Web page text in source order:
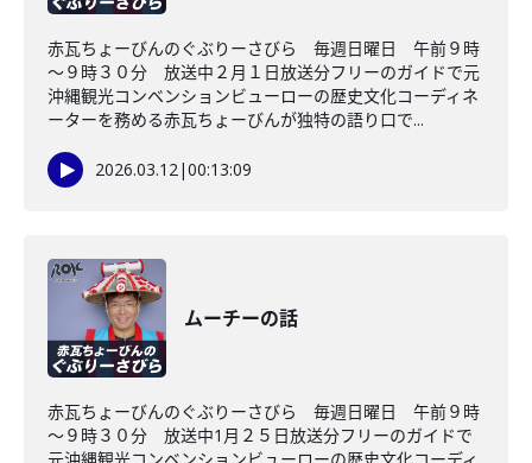
赤瓦ちょーびんのぐぶりーさびら 毎週日曜日 午前９時
～９時３０分 放送中２月１日放送分フリーのガイドで元
沖縄観光コンベンションビューローの歴史文化コーディネ
ーターを務める赤瓦ちょーびんが独特の語り口で...
2026.03.12|00:13:09
ムーチーの話
赤瓦ちょーびんのぐぶりーさびら 毎週日曜日 午前９時
～９時３０分 放送中1月２５日放送分フリーのガイドで